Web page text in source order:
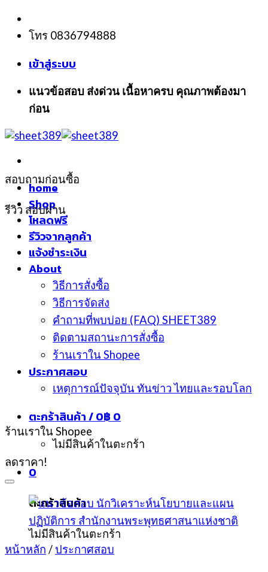
Skip
content
โทร 0836794888
เข้าสู่ระบบ
แนวข้อสอบ ส่งด่วน เนื้อหาครบ คุณภาพต้องมา
ก่อน
home
Shop
โหลดฟรี
รีวิวจากลูกค้า
แจ้งชำระเงิน
About
วิธีการสั่งซื้อ
วิธีการจัดส่ง
คำถามที่พบบ่อย (FAQ) SHEET389
ติดตามสถานะการสั่งซื้อ
ร้านเราใน Shopee
ประกาศสอบ
เหตุการณ์ปัจจุบัน ทันข่าว ไทยและรอบโลก
ตะกร้าสินค้า /0฿ 0
ไม่มีสินค้าในตะกร้า
0
ตะกร้าสินค้า
ไม่มีสินค้าในตะกร้า
สอบถามก่อนซื้อ
รีวิว สอบผ่าน
ร้านเราใน Shopee
ลดราคา!
หน้าหลัก / ประกาศสอบ